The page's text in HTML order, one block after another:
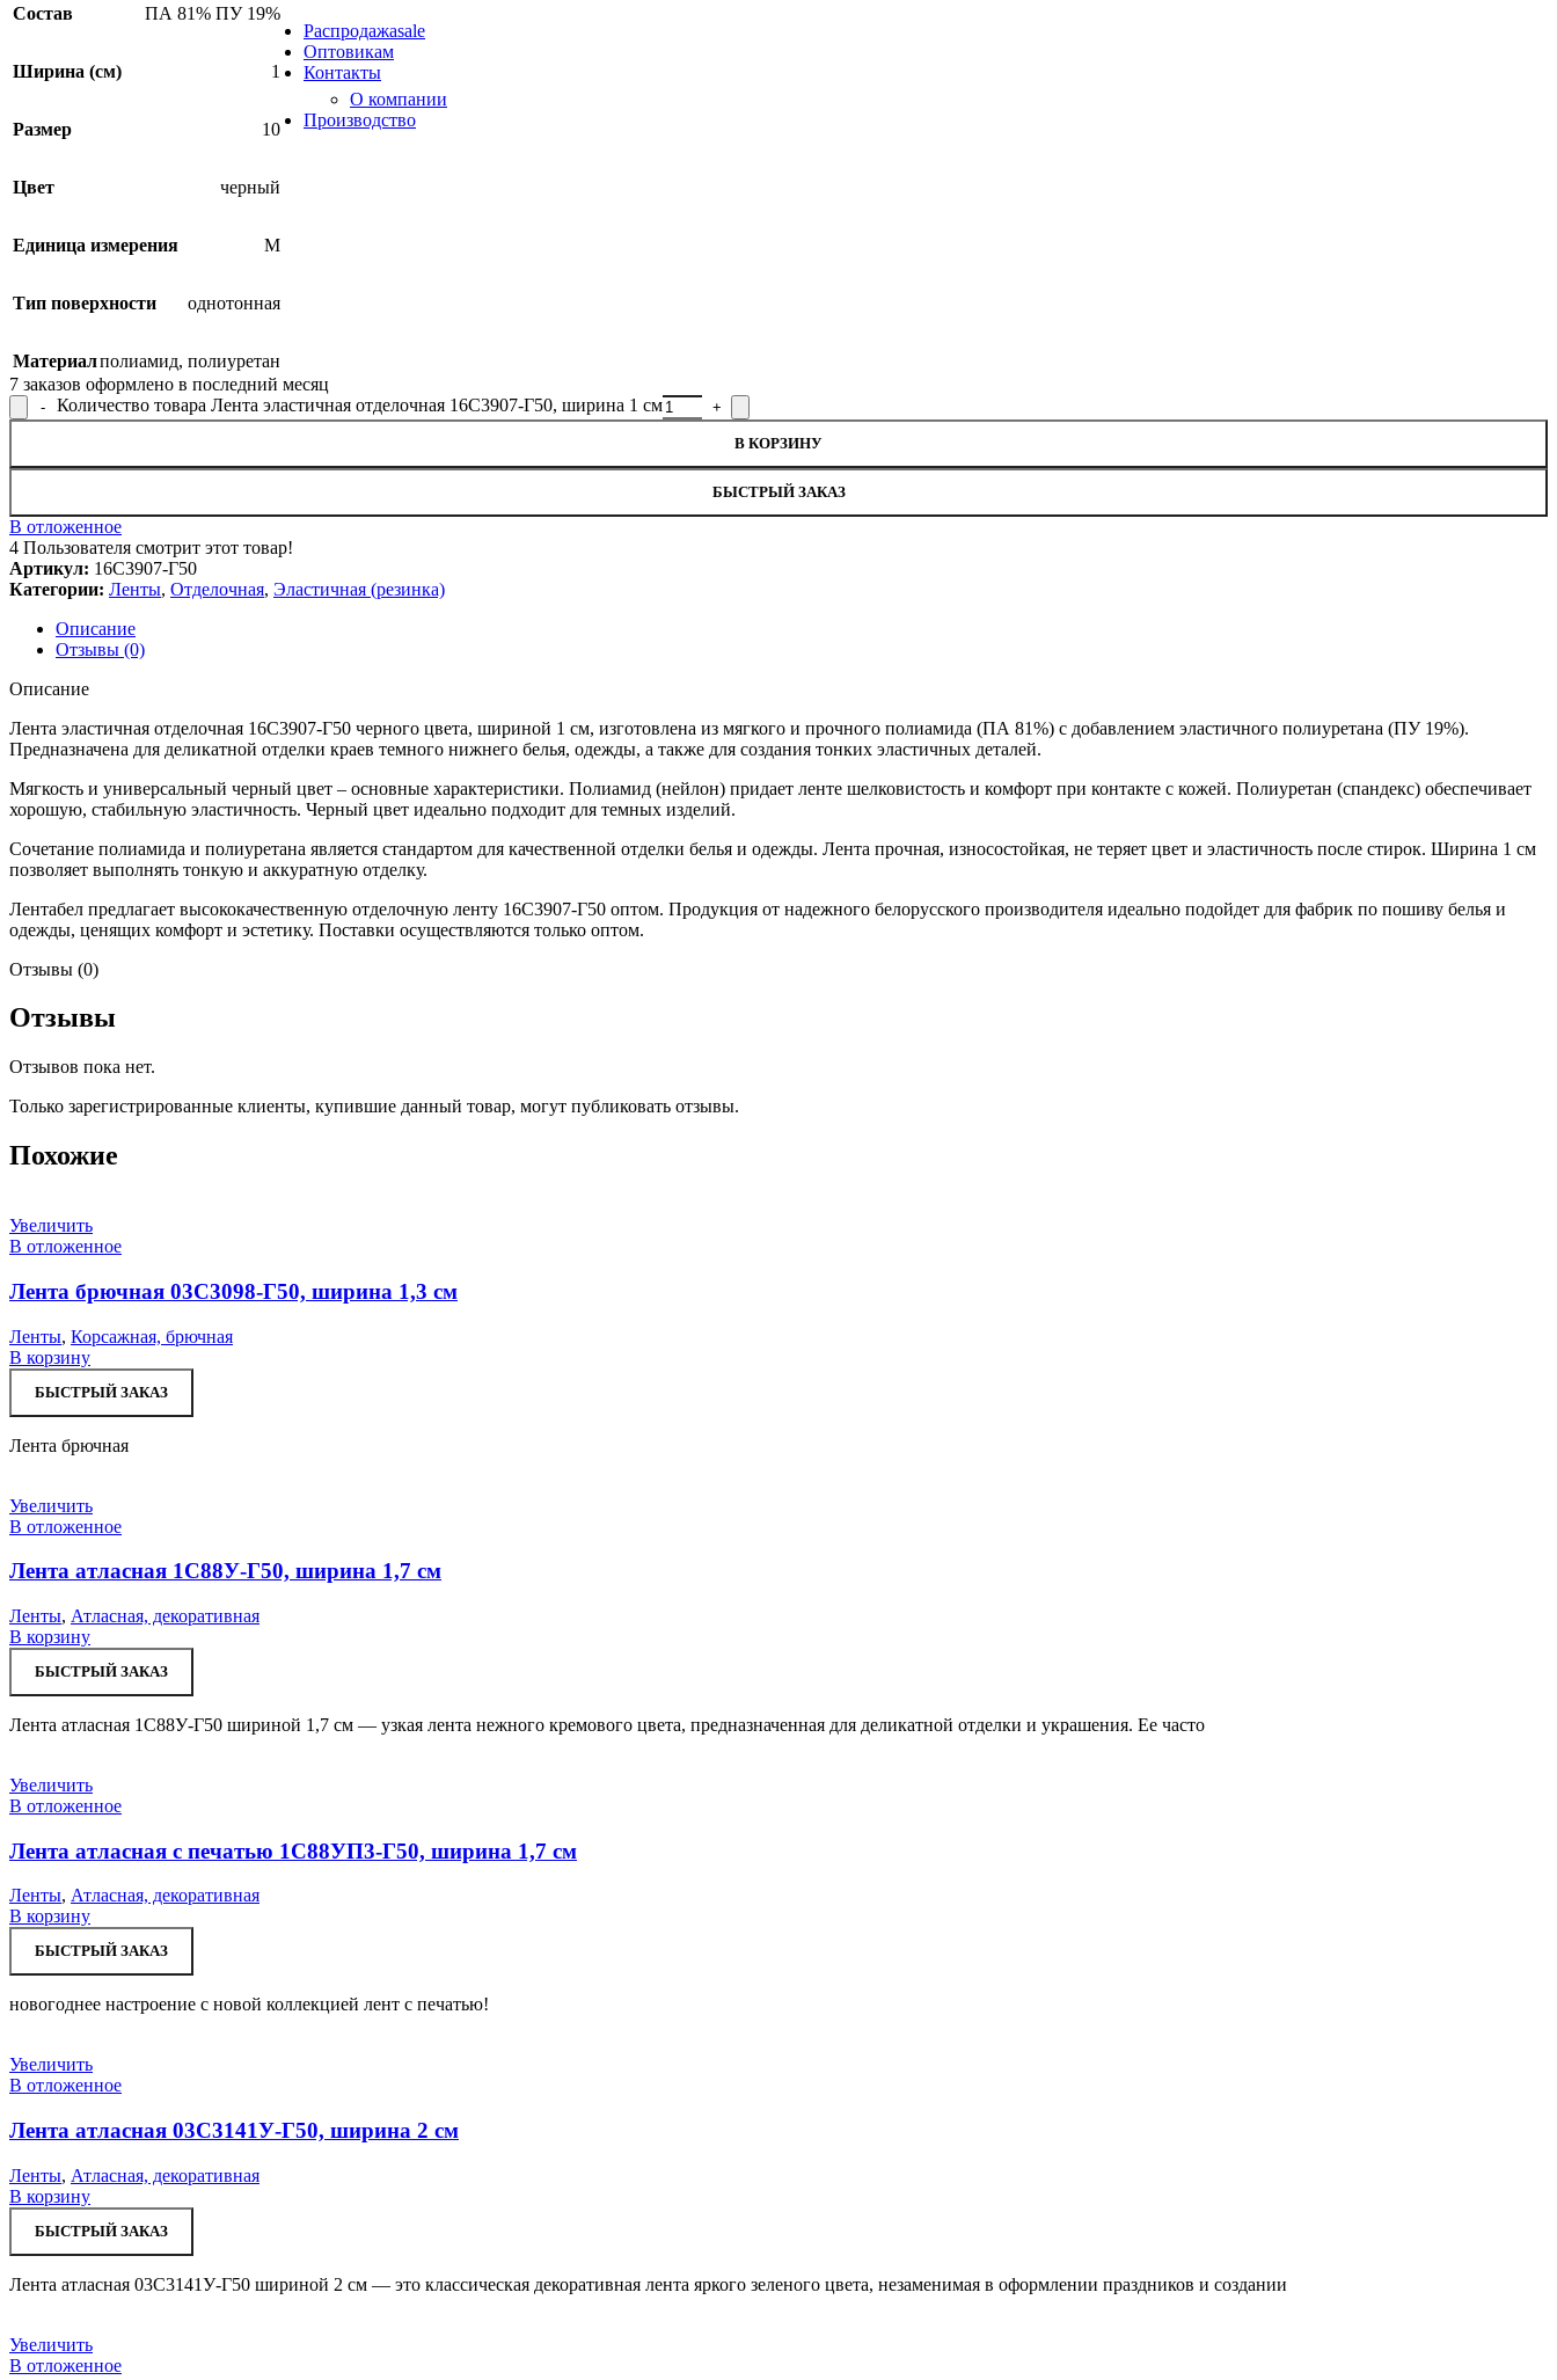
Распродажаsale
Оптовикам
Контакты
О компании
Производство
Состав ПА 81% ПУ 19%
Ширина (см) 1
Размер 10
Цвет черный
Единица измерения М
Тип поверхности однотонная
Материалполиамид, полиуретан
7 заказов оформлено в последний месяц
Количество товара Лента эластичная отделочная 16С3907-Г50, ширина 1 см
В КОРЗИНУ
БЫСТРЫЙ ЗАКАЗ
В отложенное
4 Пользователя смотрит этот товар!
Артикул: 16С3907-Г50
Категории: Ленты, Отделочная, Эластичная (резинка)
Описание
Отзывы (0)
Описание
Лента эластичная отделочная 16С3907-Г50 черного цвета, шириной 1 см, изготовлена из мягкого и прочного полиамида (ПА 81%) с добавлением эластичного полиуретана (ПУ 19%).
Предназначена для деликатной отделки краев темного нижнего белья, одежды, а также для создания тонких эластичных деталей.
Мягкость и универсальный черный цвет – основные характеристики. Полиамид (нейлон) придает ленте шелковистость и комфорт при контакте с кожей. Полиуретан (спандекс) обеспечивает
хорошую, стабильную эластичность. Черный цвет идеально подходит для темных изделий.
Сочетание полиамида и полиуретана является стандартом для качественной отделки белья и одежды. Лента прочная, износостойкая, не теряет цвет и эластичность после стирок. Ширина 1 см
позволяет выполнять тонкую и аккуратную отделку.
Лентабел предлагает высококачественную отделочную ленту 16С3907-Г50 оптом. Продукция от надежного белорусского производителя идеально подойдет для фабрик по пошиву белья и
одежды, ценящих комфорт и эстетику. Поставки осуществляются только оптом.
Отзывы (0)
Отзывы
Отзывов пока нет.
Только зарегистрированные клиенты, купившие данный товар, могут публиковать отзывы.
Похожие
Увеличить
В отложенное
Лента брючная 03С3098-Г50, ширина 1,3 см
Ленты, Корсажная, брючная
В корзину
БЫСТРЫЙ ЗАКАЗ
Лента брючная
Увеличить
В отложенное
Лента атласная 1С88У-Г50, ширина 1,7 см
Ленты, Атласная, декоративная
В корзину
БЫСТРЫЙ ЗАКАЗ
Лента атласная 1С88У-Г50 шириной 1,7 см — узкая лента нежного кремового цвета, предназначенная для деликатной отделки и украшения. Ее часто
Увеличить
В отложенное
Лента атласная с печатью 1С88УП3-Г50, ширина 1,7 см
Ленты, Атласная, декоративная
В корзину
БЫСТРЫЙ ЗАКАЗ
новогоднее настроение с новой коллекцией лент с печатью!
Увеличить
В отложенное
Лента атласная 03С3141У-Г50, ширина 2 см
Ленты, Атласная, декоративная
В корзину
БЫСТРЫЙ ЗАКАЗ
Лента атласная 03С3141У-Г50 шириной 2 см — это классическая декоративная лента яркого зеленого цвета, незаменимая в оформлении праздников и создании
Увеличить
В отложенное